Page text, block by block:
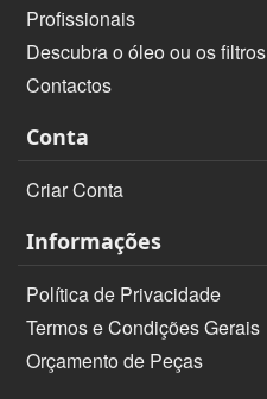
Profissionais
Descubra o óleo ou os filtros
Contactos
Conta
Criar Conta
Informações
Política de Privacidade
Termos e Condições Gerais
Orçamento de Peças